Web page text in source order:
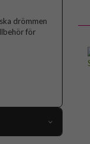
drömmen
för